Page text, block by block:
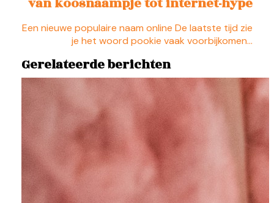
Een nieuwe populaire naam online De laatste tijd zie
je het woord pookie vaak voorbijkomen…
Gerelateerde berichten